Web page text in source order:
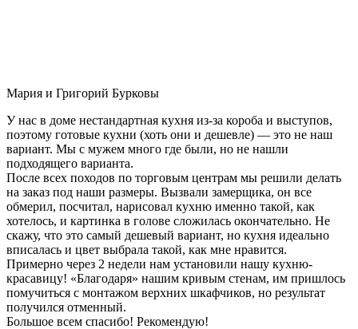
Мария и Григорий Бурковы
У нас в доме нестандартная кухня из-за короба и выступов,
поэтому готовые кухни (хоть они и дешевле) — это не наш
вариант. Мы с мужем много где были, но не нашли
подходящего варианта.
После всех походов по торговым центрам мы решили делать
на заказ под наши размеры. Вызвали замерщика, он все
обмерил, посчитал, нарисовал кухню именно такой, как
хотелось, и картинка в голове сложилась окончательно. Не
скажу, что это самый дешевый вариант, но кухня идеально
вписалась и цвет выбрала такой, как мне нравится.
Примерно через 2 недели нам установили нашу кухню-
красавицу! «Благодаря» нашим кривым стенам, им пришлось
помучиться с монтажом верхних шкафчиков, но результат
получился отменный.
Большое всем спасибо! Рекомендую!